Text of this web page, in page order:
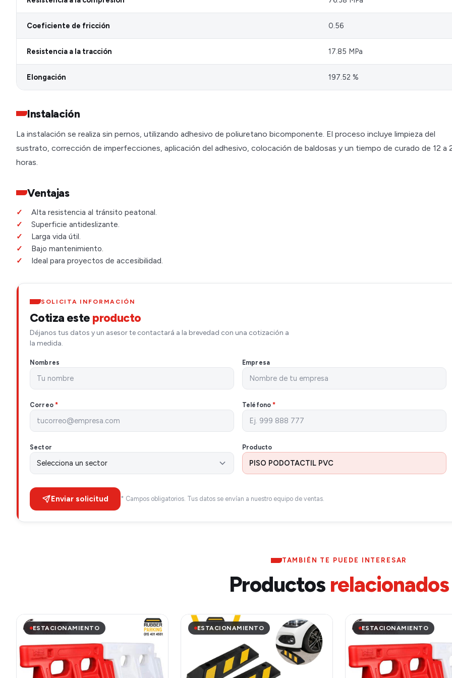
Coeficiente de fricción 0.56
Resistencia a la tracción 17.85 MPa
Elongación 197.52 %
Instalación
La instalación se realiza sin pernos, utilizando adhesivo de poliuretano bicomponente. El proceso incluye limpieza del
sustrato, corrección de imperfecciones, aplicación del adhesivo, colocación de baldosas y un tiempo de curado de 12 a
horas.
Ventajas
Alta resistencia al tránsito peatonal.
Superficie antideslizante.
Larga vida útil.
Bajo mantenimiento.
Ideal para proyectos de accesibilidad.
SOLICITA INFORMACIÓN
Cotiza este producto
Déjanos tus datos y un asesor te contactará a la brevedad con una cotización a
la medida.
Nombres Empresa
Correo * Teléfono*
Sector Producto
Enviar solicitud * Campos obligatorios. Tus datos se envían a nuestro equipo de ventas.
TAMBIÉN TE PUEDE INTERESAR
Productos relacionados
ESTACIONAMIENTO ESTACIONAMIENTO ESTACIONAMIENTO